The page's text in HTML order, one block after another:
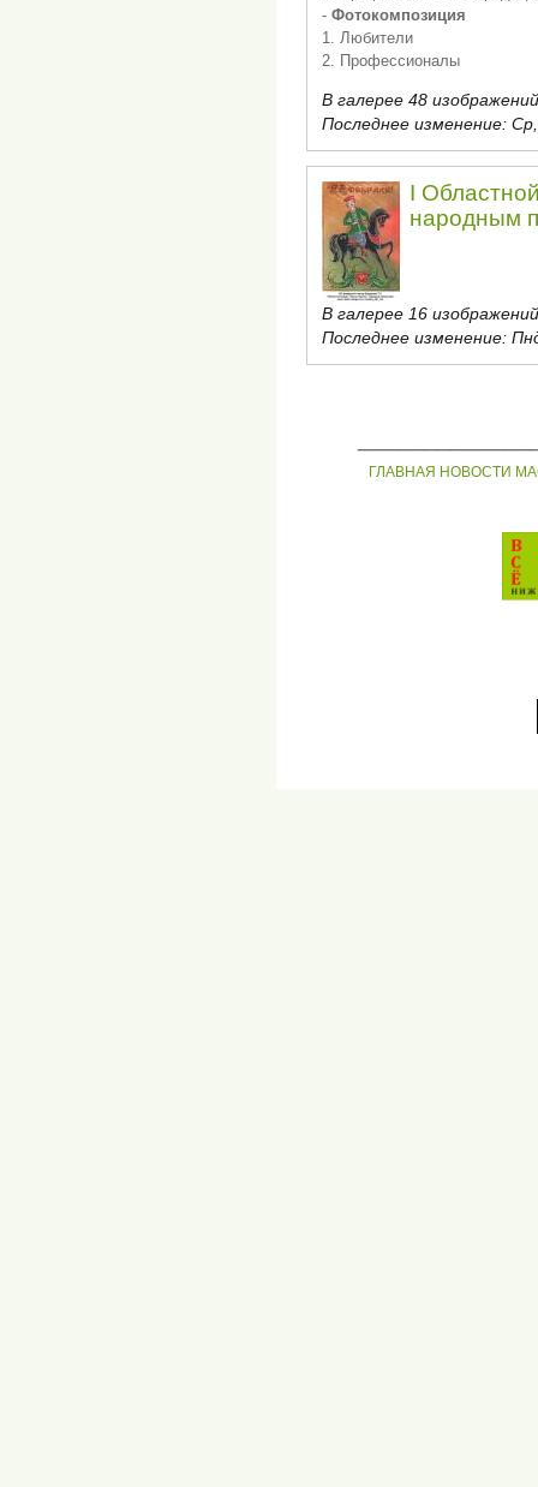
- Фотокомпозиция
1. Любители
2. Профессионалы
В галерее 48
Последнее изменение:
I
народным
В галерее 16
Последнее изменение:
ГЛАВНАЯ НОВОСТИ